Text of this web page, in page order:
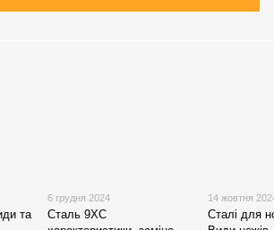
та
6 грудня 2024
Сталь 9ХС
14 жовтня
Сталі для